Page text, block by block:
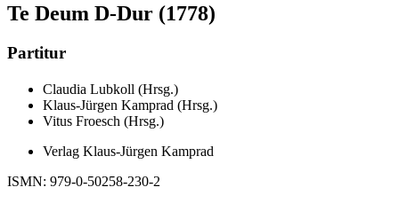
Te Deum D-Dur (1778)
Partitur
Claudia Lubkoll (Hrsg.)
Klaus-Jürgen Kamprad (Hrsg.)
Vitus Froesch (Hrsg.)
Verlag Klaus-Jürgen Kamprad
ISMN: 979-0-50258-230-2